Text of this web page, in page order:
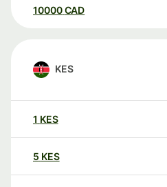
10000 CAD
KES
1 KES
5 KES